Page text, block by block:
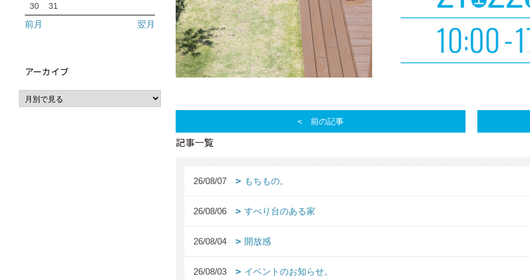
前の記事
記事一覧
26/08/07 もちもの。
26/08/06 すべり台のある家
26/08/04 開放感
26/08/03 イベントのお知らせ。
30
31
前月 翌月
アーカイブ